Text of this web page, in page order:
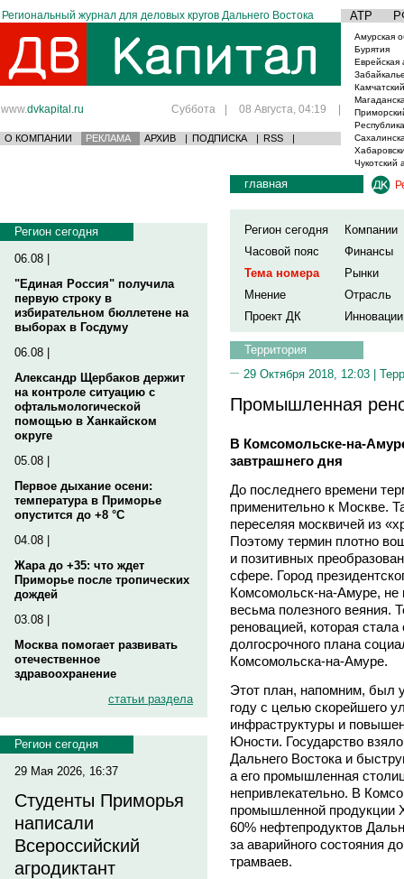
Региональный журнал для деловых кругов Дальнего Востока АТР
www.dvkapital.ru Суббота | 08 Августа, 04:19 |
О КОМПАНИИ РЕКЛАМА АРХИВ | ПОДПИСКА | RSS |
Амурская
Бурятия
Еврейская
Чукотский
Регион сегодня
06.08 |
"Единая Россия" получила
первую строку в
избирательном бюллетене на
выборах в Госдуму
06.08 |
Александр Щербаков держит
на контроле ситуацию с
офтальмологической
помощью в Ханкайском
округе
05.08 |
Первое дыхание осени:
температура в Приморье
опустится до +8 °C
04.08 |
Жара до +35: что ждет
Приморье после тропических
дождей
03.08 |
Москва помогает развивать
отечественное
здравоохранение
статьи раздела
Регион сегодня
29 Мая 2026, 16:37
Студенты Приморья
написали
Всероссийский
агродиктант
главная
Регион сегодня
Компании
Часовой пояс
Финансы
Тема номера
Рынки
Мнение
Отрасль
Проект ДК
Инновации
Территория
29 Октября 2018, 12:03 |
Промышленная
В Комсомольске-на-
завтрашнего дня
До последнего времени
применительно к Москве.
переселяя москвичей из
Поэтому термин плотно
и позитивных
сфере. Город
Комсомольск-на-Амуре, не
весьма полезного веяния.
реновацией, которая
долгосрочного плана
Комсомольска-на-Амуре.
Этот план, напомним, был
году с целью скорейшего
инфраструктуры и
Юности. Государство
Дальнего Востока и
а его промышленная
непривлекательно. В
промышленной продукции
60% нефтепродуктов
за аварийного состояния
трамваев.